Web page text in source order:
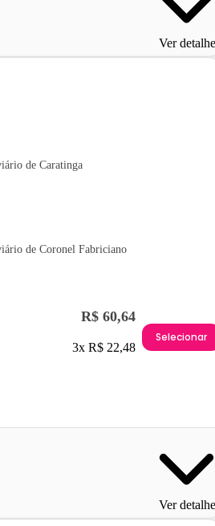
Ver
de Caratinga
de Coronel Fabriciano
R$ 60,64
3x R$ 22,48
Selecionar
Ver